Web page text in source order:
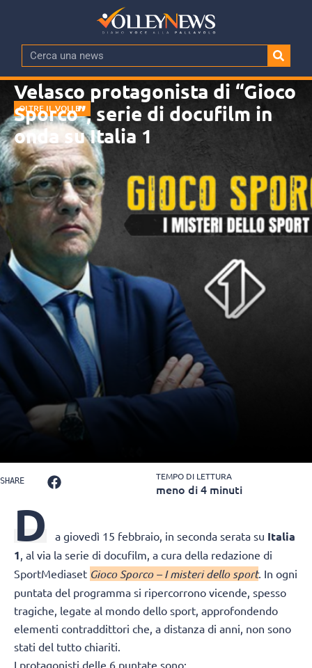
OLTRE IL VOLLEY
Velasco protagonista di “Gioco
Sporco”, serie di docufilm in
onda su Italia 1
SHARE TEMPO DI LETTURA
meno di 4 minuti
D a giovedì 15 febbraio, in seconda serata su Italia
1, al via la serie di docufilm, a cura della redazione di
SportMediaset Gioco Sporco – I misteri dello sport. In ogni
puntata del programma si ripercorrono vicende, spesso
tragiche, legate al mondo dello sport, approfondendo
elementi contraddittori che, a distanza di anni, non sono
stati del tutto chiariti.
I protagonisti delle 6 puntate sono: